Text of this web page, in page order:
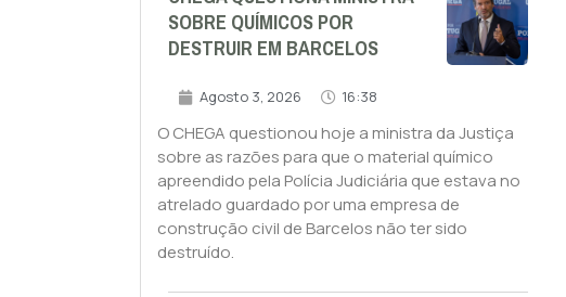
SOBRE QUÍMICOS POR
DESTRUIR EM BARCELOS
Agosto 3, 2026 16:38
O CHEGA questionou hoje a ministra da Justiça
sobre as razões para que o material químico
apreendido pela Polícia Judiciária que estava no
atrelado guardado por uma empresa de
construção civil de Barcelos não ter sido
destruído.